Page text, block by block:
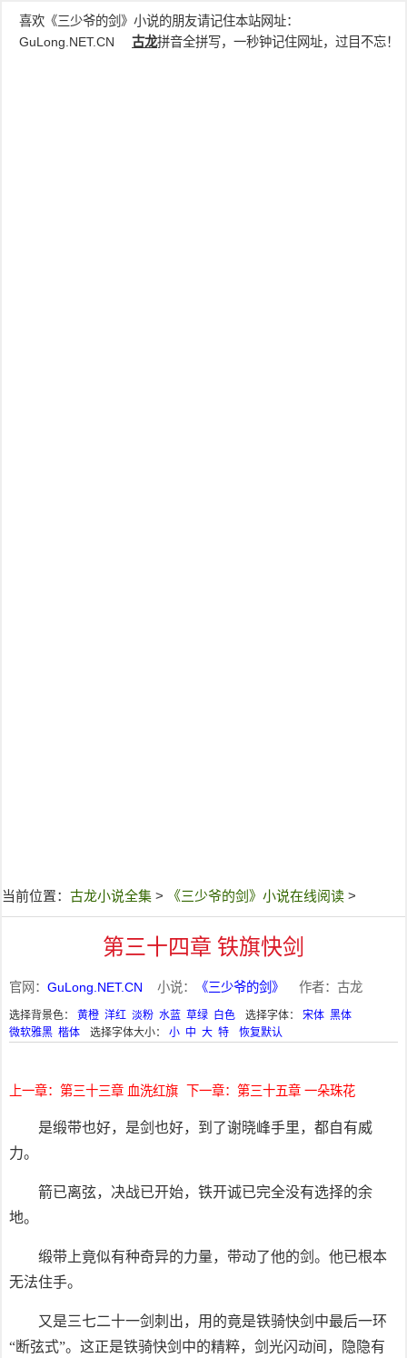
喜欢《三少爷的剑》小说的朋友请记住本站网址：
GuLong.NET.CN
古龙拼音全拼写，一秒钟记住网址，过目不忘！
当前位置： 古龙小说全集 > 《三少爷的剑》小说在线阅读 >
第三十四章 铁旗快剑
官网： GuLong.NET.CN 小说： 《三少爷的剑》 作者：古龙
选择背景色： 黄橙 洋红 淡粉 水蓝 草绿 白色 选择字体： 宋体 黑体
微软雅黑 楷体 选择字体大小： 小 中 大 特 恢复默认
上一章：第三十三章 血洗红旗 下一章：第三十五章 一朵珠花
是缎带也好，是剑也好，到了谢晓峰手里，都自有威
力。
箭已离弦，决战已开始，铁开诚已完全没有选择的余
地。
缎带上竟似有种奇异的力量，带动了他的剑。他已根本
无法住手。
又是三七二十一剑刺出，用的竟是铁骑快剑中最后一环
“断弦式”。这正是铁骑快剑中的精粹，剑光闪动间，隐隐有